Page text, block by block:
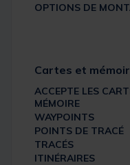
OPTIONS DE
Cartes et
ACCEPTE LES
MÉMOIRE
WAYPOINTS
POINTS DE TRACÉ
TRACÉS
ITINÉRAIRES